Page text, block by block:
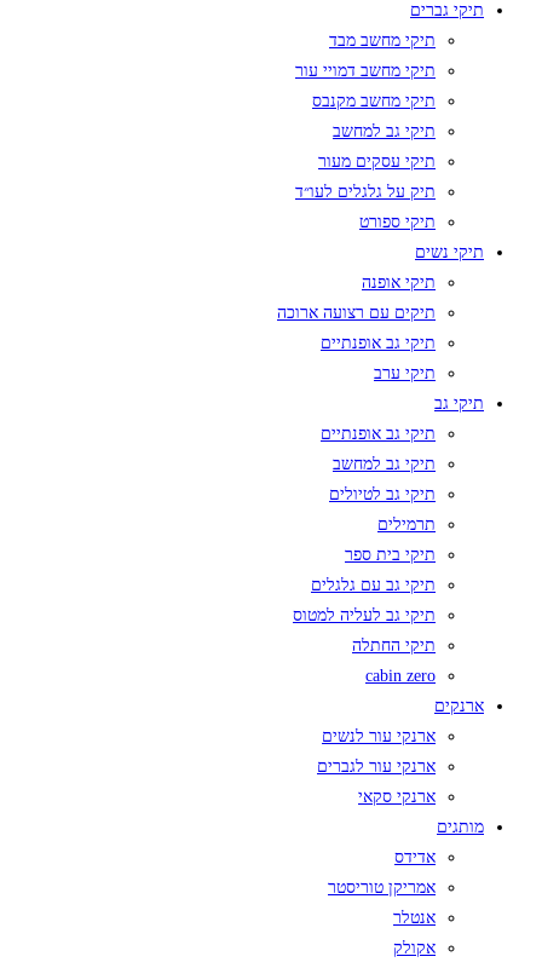
תיקי גברים
תיקי מחשב מבד
תיקי מחשב דמויי עור
תיקי מחשב מקנבס
תיקי גב למחשב
תיקי עסקים מעור
תיק על גלגלים לעו״ד
תיקי ספורט
תיקי נשים
תיקי אופנה
תיקים עם רצועה ארוכה
תיקי גב אופנתיים
תיקי ערב
תיקי גב
תיקי גב אופנתיים
תיקי גב למחשב
תיקי גב לטיולים
תרמילים
תיקי בית ספר
תיקי גב עם גלגלים
תיקי גב לעליה למטוס
תיקי החתלה
cabin zero
ארנקים
ארנקי עור לנשים
ארנקי עור לגברים
ארנקי סקאי
מותגים
אדידס
אמריקן טוריסטר
אנטלר
אקולק